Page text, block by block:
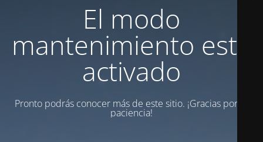
El modo
mantenimiento está
activado
Pronto podrás conocer más de este sitio. ¡Gracias por tu
paciencia!